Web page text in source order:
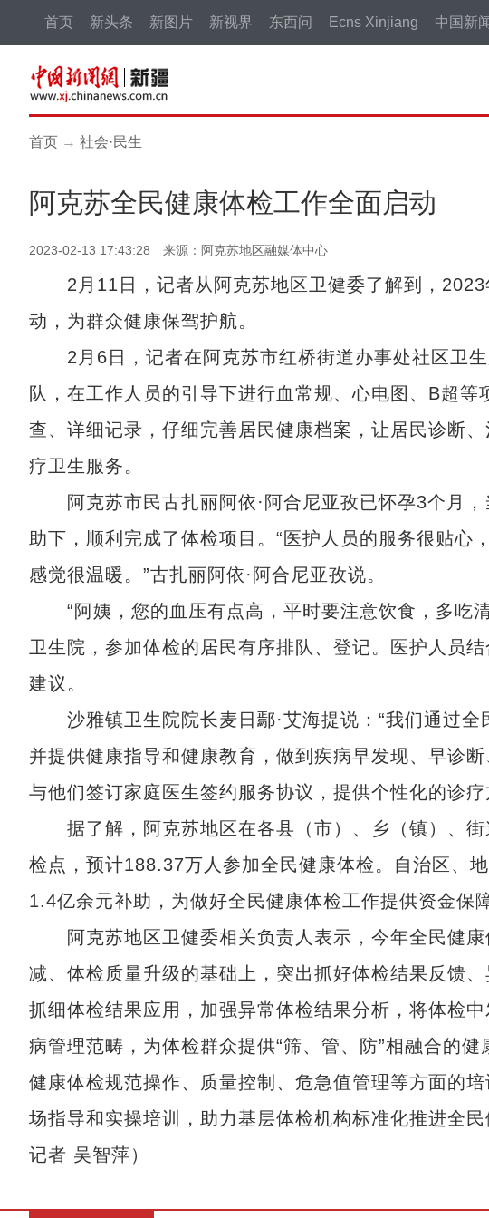
首页 新头条 新图片 新视界 东西问 Ecns Xinjiang 中国新
首页 → 社会·民生
阿克苏全民健康体检工作全面启动
2023-02-13 17:43:28 来源：阿克苏地区融媒体中心
2月11日，记者从阿克苏地区卫健委了解到，2023
动，为群众健康保驾护航。
2月6日，记者在阿克苏市红桥街道办事处社区卫生
队，在工作人员的引导下进行血常规、心电图、B超
查、详细记录，仔细完善居民健康档案，让居民诊断
疗卫生服务。
阿克苏市民古扎丽阿依·阿合尼亚孜已怀孕3个月，
助下，顺利完成了体检项目。“医护人员的服务很贴心
感觉很温暖。”古扎丽阿依·阿合尼亚孜说。
“阿姨，您的血压有点高，平时要注意饮食，多吃
卫生院，参加体检的居民有序排队、登记。医护人员
建议。
沙雅镇卫生院院长麦日鄢·艾海提说：“我们通过全
并提供健康指导和健康教育，做到疾病早发现、早诊
与他们签订家庭医生签约服务协议，提供个性化的诊
据了解，阿克苏地区在各县（市）、乡（镇）、街
检点，预计188.37万人参加全民健康体检。自治区、
1.4亿余元补助，为做好全民健康体检工作提供资金保障
阿克苏地区卫健委相关负责人表示，今年全民健康
减、体检质量升级的基础上，突出抓好体检结果反馈
抓细体检结果应用，加强异常体检结果分析，将体检
病管理范畴，为体检群众提供“筛、管、防”相融合的
健康体检规范操作、质量控制、危急值管理等方面的
场指导和实操培训，助力基层体检机构标准化推进全
记者 吴智萍）